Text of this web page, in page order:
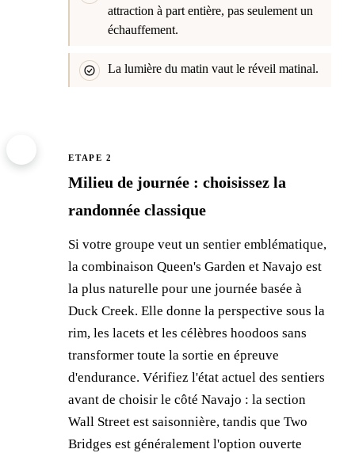
attraction à part entière, pas seulement un
échauffement.
La lumière du matin vaut le réveil matinal.
ETAPE 2
Milieu de journée : choisissez la
randonnée classique
Si votre groupe veut un sentier emblématique,
la combinaison Queen's Garden et Navajo est
la plus naturelle pour une journée basée à
Duck Creek. Elle donne la perspective sous la
rim, les lacets et les célèbres hoodoos sans
transformer toute la sortie en épreuve
d'endurance. Vérifiez l'état actuel des sentiers
avant de choisir le côté Navajo : la section
Wall Street est saisonnière, tandis que Two
Bridges est généralement l'option ouverte